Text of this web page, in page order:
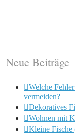
Neue Beiträge
Welche
vermeiden?
Dekoratives
Wohnen mit
Kleine Fische